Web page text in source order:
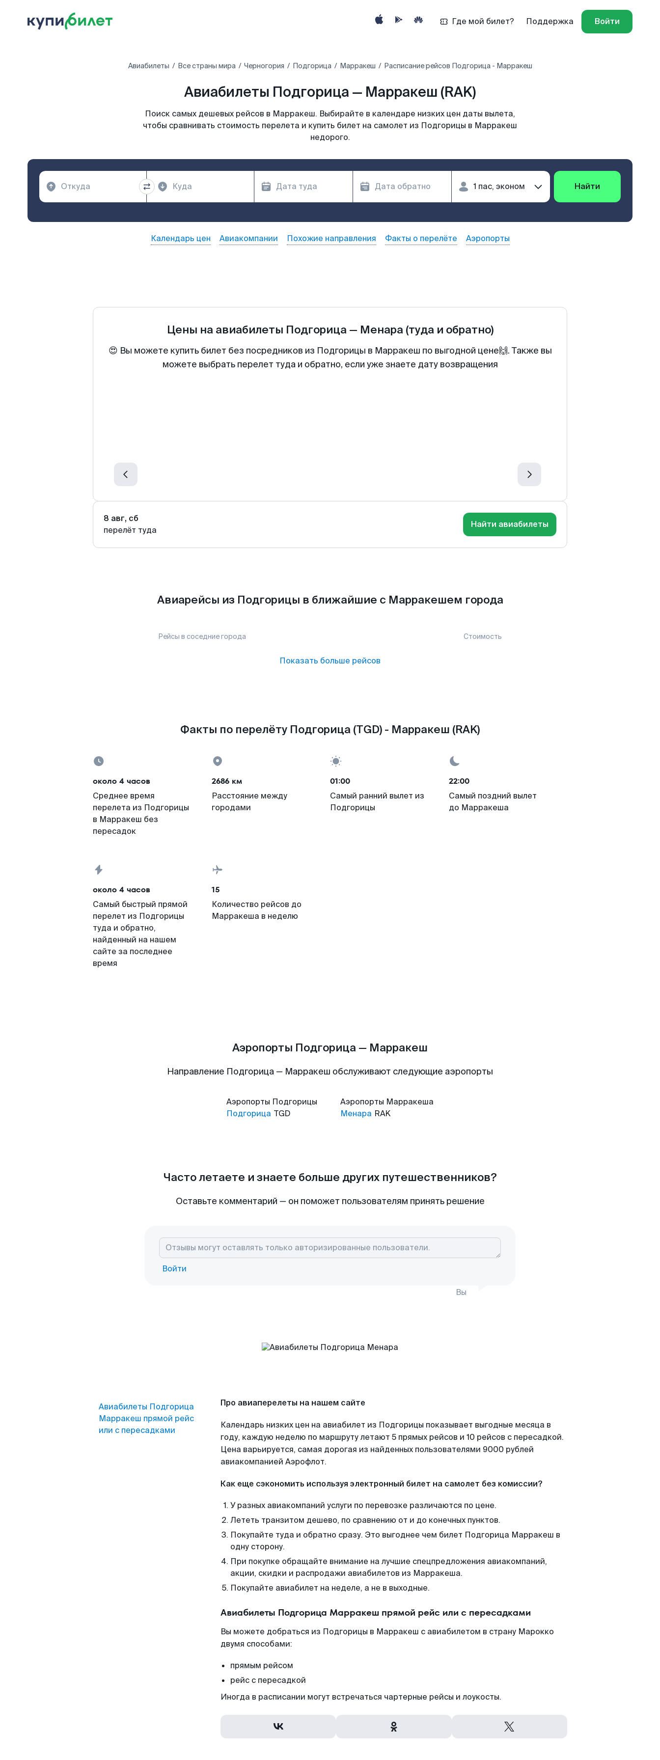
Где мой билет? Поддержка Войти
Авиабилеты Все страны мира Черногория Подгорица Марракеш Расписание рейсов Подгорица - Марракеш
Авиабилеты Подгорица — Марракеш (RAK)
Поиск самых дешевых рейсов в Марракеш. Выбирайте в календаре низких цен даты вылета,
чтобы сравнивать стоимость перелета и купить билет на самолет из Подгорицы в Марракеш
недорого.
Найти
Календарь цен Авиакомпании Похожие направления Факты о перелёте Аэропорты
Цены на авиабилеты Подгорица — Менара (туда и обратно)
😍 Вы можете купить билет без посредников из Подгорицы в Марракеш по выгодной цене🙌. Также вы
можете выбрать перелет туда и обратно, если уже знаете дату возвращения
8 авг, сб
перелёт туда
Найти авиабилеты
Авиарейсы из Подгорицы в ближайшие с Марракешем города
Рейсы в соседние города Стоимость
Показать больше рейсов
Факты по перелёту Подгорица (TGD) - Марракеш (RAK)
около 4 часов
Среднее время
перелета из Подгорицы
в Марракеш без
пересадок
2686 км
Расстояние между
городами
01:00
Самый ранний вылет из
Подгорицы
22:00
Самый поздний вылет
до Марракеша
около 4 часов
Самый быстрый прямой
перелет из Подгорицы
туда и обратно,
найденный на нашем
сайте за последнее
время
15
Количество рейсов до
Марракеша в неделю
Аэропорты Подгорица — Марракеш
Направление Подгорица — Марракеш обслуживают следующие аэропорты
Аэропорты Подгорицы
Подгорица TGD
Аэропорты Марракеша
Менара RAK
Часто летаете и знаете больше других путешественников?
Оставьте комментарий — он поможет пользователям принять решение
Войти
Вы
Авиабилеты Подгорица
Марракеш прямой рейс
или с пересадками
Про авиаперелеты на нашем сайте
Календарь низких цен на авиабилет из Подгорицы показывает выгодные месяца в
году, каждую неделю по маршруту летают 5 прямых рейсов и 10 рейсов с пересадкой.
Цена варьируется, самая дорогая из найденных пользователями 9000 рублей
авиакомпанией Аэрофлот.
Как еще сэкономить используя электронный билет на самолет без комиссии?
У разных авиакомпаний услуги по перевозке различаются по цене.
Лететь транзитом дешево, по сравнению от и до конечных пунктов.
Покупайте туда и обратно сразу. Это выгоднее чем билет Подгорица Марракеш в
одну сторону.
При покупке обращайте внимание на лучшие спецпредложения авиакомпаний,
акции, скидки и распродажи авиабилетов из Марракеша.
Покупайте авиабилет на неделе, а не в выходные.
Авиабилеты Подгорица Марракеш прямой рейс или с пересадками
Вы можете добраться из Подгорицы в Марракеш с авиабилетом в страну Марокко
двумя способами:
прямым рейсом
рейс с пересадкой
Иногда в расписании могут встречаться чартерные рейсы и лоукосты.